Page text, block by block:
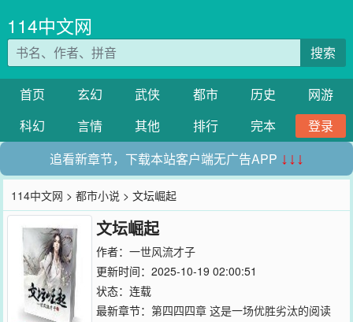
114中文网
搜索
首页 玄幻 武侠 都市 历史
网游
科幻
言情 其他 排行 完本
登录
追看新章节，下载本站客户端无广告APP ↓↓↓
114中文网 >都市小说 > 文坛崛起
文坛崛起
作者： 一世风流才子
更新时间：2025-10-19 02:00:51
状态：连载
最新章节： 第四四四章 这是一场优胜劣汰的阅读